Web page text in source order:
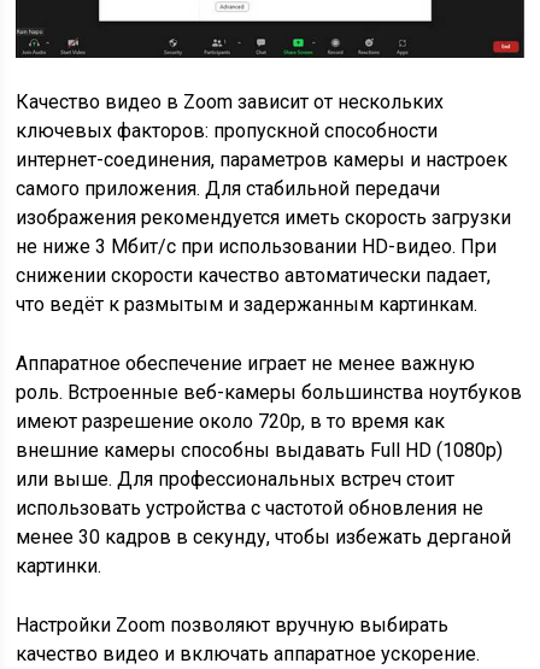
Качество видео в Zoom зависит от нескольких
ключевых факторов: пропускной способности
интернет-соединения, параметров камеры и настроек
самого приложения. Для стабильной передачи
изображения рекомендуется иметь скорость загрузки
не ниже 3 Мбит/с при использовании HD-видео. При
снижении скорости качество автоматически падает,
что ведёт к размытым и задержанным картинкам.
Аппаратное обеспечение играет не менее важную
роль. Встроенные веб-камеры большинства ноутбуков
имеют разрешение около 720p, в то время как
внешние камеры способны выдавать Full HD (1080p)
или выше. Для профессиональных встреч стоит
использовать устройства с частотой обновления не
менее 30 кадров в секунду, чтобы избежать дерганой
картинки.
Настройки Zoom позволяют вручную выбирать
качество видео и включать аппаратное ускорение.